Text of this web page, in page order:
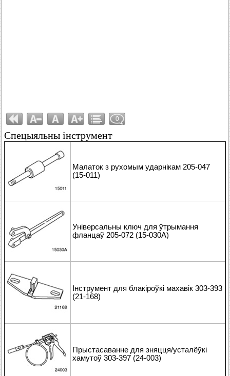
0
Спецыяльны інструмент
Малаток з рухомым ударнікам 205-047
(15-011)
Універсальны ключ для ўтрымання
фланцаў 205-072 (15-030А)
Інструмент для блакіроўкі махавік 303-393
(21-168)
Прыстасаванне для зняцця/усталёўкі
хамутоў 303-397 (24-003)